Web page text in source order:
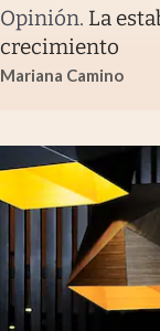
Opinión. La
crecimiento
Mariana Camino